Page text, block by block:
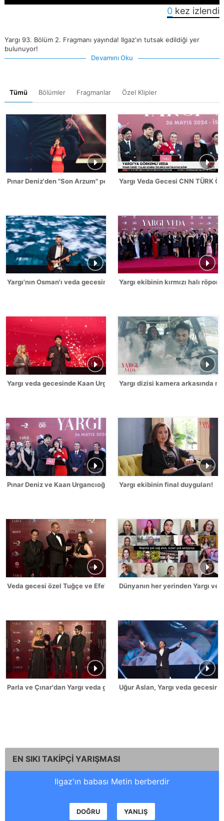
0 kez izlendi
Yargı 93. Bölüm 2. Fragmanı yayında! Ilgaz'ın tutsak edildiği yer
bulunuyor!
Devamını Oku
Tümü Bölümler Fragmanlar Özel Klipler
Pınar Deniz'den "Son Arzum" performansı!Yargı Veda Gecesi CNN TÜRK
Yargı'nın Osman'ı veda gecesine özel şarkı söyledi!
Yargı ekibinin kırmızı halı
Yargı veda gecesinde Kaan Urgancığlu sahneye çıktı!
Yargı dizisi kamera arkasında
Pınar Deniz ve Kaan Urgancıoğlu, hayranlarına seslendi!
Yargı ekibinin final duyguları!
Veda gecesi özel Tuğçe ve Efe'den açıklamalar!Dünyanın her yerinden Yargı
Parla ve Çınar'dan Yargı veda gecesi açıklamaları!
Uğur Aslan, Yargı veda
EN SIKI TAKİPÇİ YARIŞMASI
Ilgaz'ın babası Metin berberdir
DOĞRU YANLIŞ